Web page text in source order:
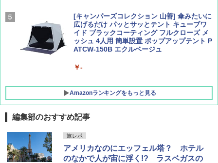
[キャンパーズコレクション 山善] 傘みたいに
広げるだけ パッとサッとテント キューブワ
イド ブラックコーティング フルクローズ メ
ッシュ 4人用 簡単設置 ポップアップテント P
ATCW-150B エクルベージュ
￥-
Amazonランキングをもっと見る
DEWEL パラソル 大型 ビーチ アウトドアパ
ラソル ガーデン サイトシート付 折りたたみ
防水 UVカット 4段階高さ調整 軽量 収納袋付
き
編集部のおすすめ記事
旅レポ
アメリカなのにエッフェル塔？ ホテル
のなかで人が宙に浮く!? ラスベガスの